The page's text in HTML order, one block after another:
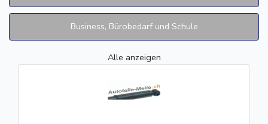
Business, Bürobedarf und Schule
Alle anzeigen